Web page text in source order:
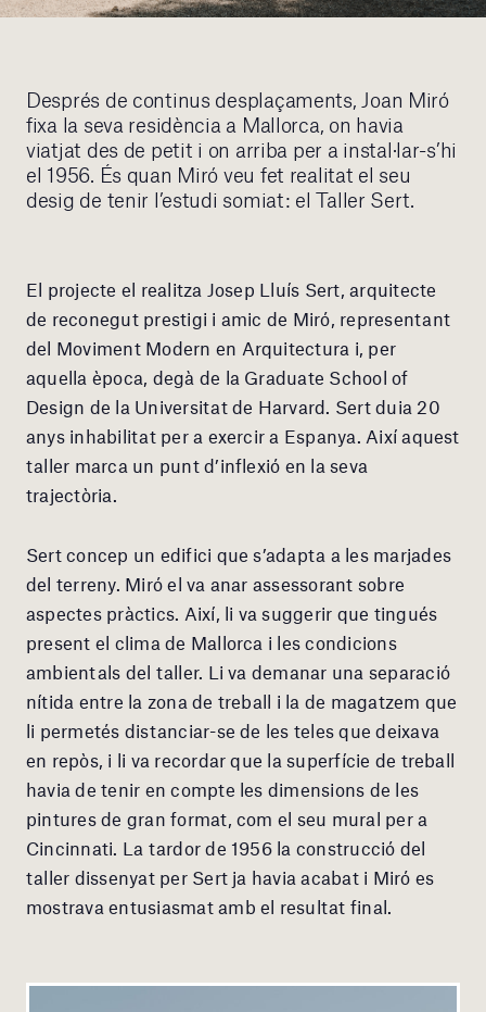
Després de continus desplaçaments, Joan Miró
fixa la seva residència a Mallorca, on havia
viatjat des de petit i on arriba per a instal·lar-s’hi
el 1956. És quan Miró veu fet realitat el seu
desig de tenir l’estudi somiat: el Taller Sert.
El projecte el realitza Josep Lluís Sert, arquitecte
de reconegut prestigi i amic de Miró, representant
del Moviment Modern en Arquitectura i, per
aquella època, degà de la Graduate School of
Design de la Universitat de Harvard. Sert duia 20
anys inhabilitat per a exercir a Espanya. Així aquest
taller marca un punt d’inflexió en la seva
trajectòria.
Sert concep un edifici que s’adapta a les marjades
del terreny. Miró el va anar assessorant sobre
aspectes pràctics. Així, li va suggerir que tingués
present el clima de Mallorca i les condicions
ambientals del taller. Li va demanar una separació
nítida entre la zona de treball i la de magatzem que
li permetés distanciar-se de les teles que deixava
en repòs, i li va recordar que la superfície de treball
havia de tenir en compte les dimensions de les
pintures de gran format, com el seu mural per a
Cincinnati. La tardor de 1956 la construcció del
taller dissenyat per Sert ja havia acabat i Miró es
mostrava entusiasmat amb el resultat final.